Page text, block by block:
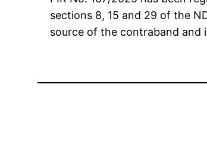
sections 8, 15 and 29 of the
source of the contraband and